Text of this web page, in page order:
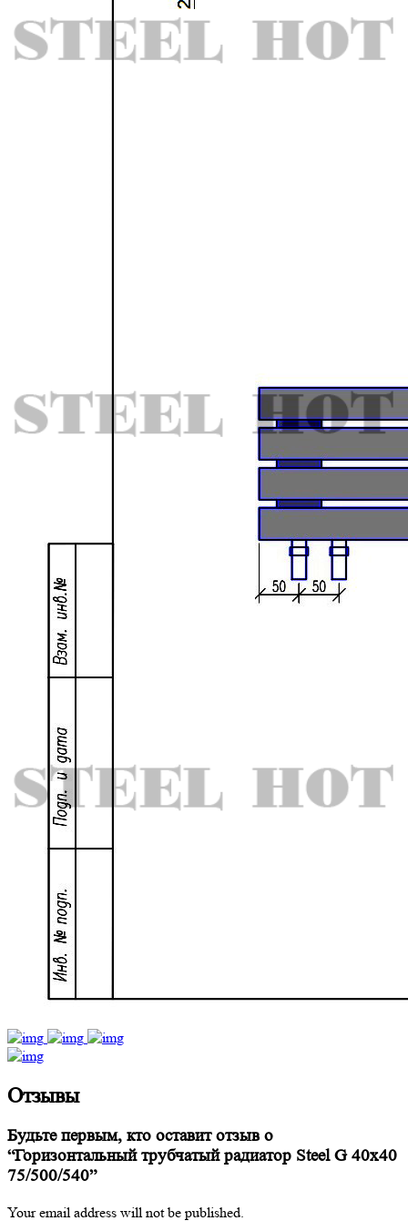
Отзывы
Будьте первым, кто оставит отзыв о
“Горизонтальный трубчатый радиатор Steel G 40х40
75/500/540”
Your email address will not be published.